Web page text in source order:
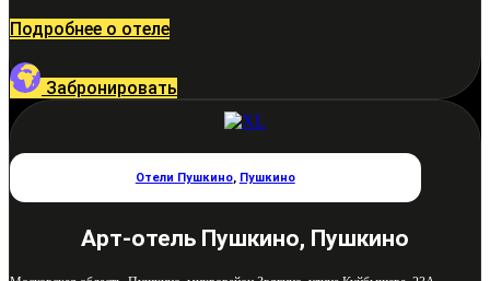
Подробнее о отеле
Забронировать
Отели Пушкино, Пушкино
Арт-отель Пушкино, Пушкино